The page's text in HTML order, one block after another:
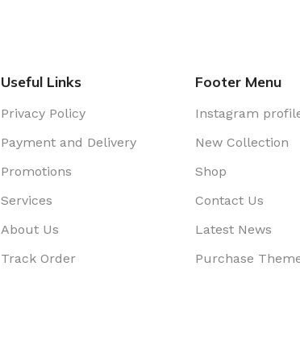
Useful Links
Privacy Policy
Payment and Delivery
Promotions
Services
About Us
Track Order
Footer Menu
Instagram
New Collection
Shop
Contact Us
Latest News
Purchase